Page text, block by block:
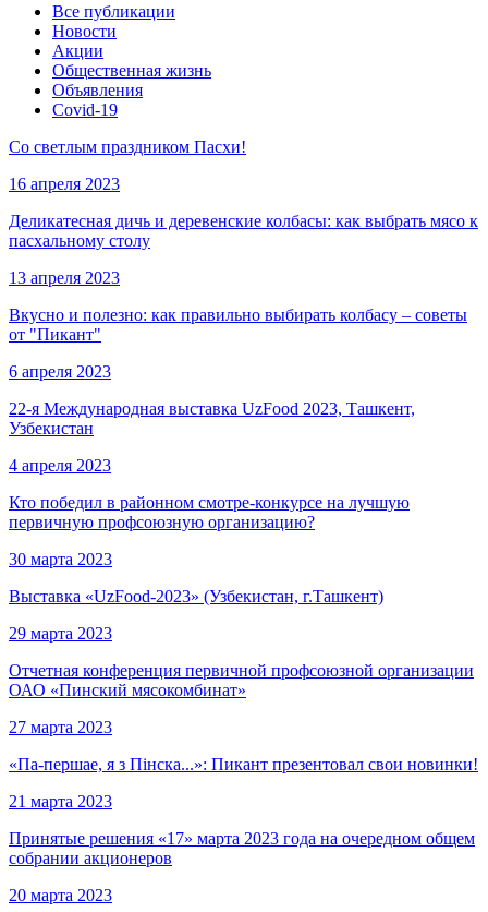
Все публикации
Новости
Акции
Общественная жизнь
Объявления
Covid-19
Со светлым праздником Пасхи!
16 апреля 2023
Деликатесная дичь и деревенские колбасы: как выбрать мясо к
пасхальному столу
13 апреля 2023
Вкусно и полезно: как правильно выбирать колбасу – советы
от "Пикант"
6 апреля 2023
22-я Международная выставка UzFood 2023, Ташкент,
Узбекистан
4 апреля 2023
Кто победил в районном смотре-конкурсе на лучшую
первичную профсоюзную организацию?
30 марта 2023
Выставка «UzFood-2023» (Узбекистан, г.Ташкент)
29 марта 2023
Отчетная конференция первичной профсоюзной организации
ОАО «Пинский мясокомбинат»
27 марта 2023
«Па-першае, я з Пінска...»: Пикант презентовал свои новинки!
21 марта 2023
Принятые решения «17» марта 2023 года на очередном общем
собрании акционеров
20 марта 2023